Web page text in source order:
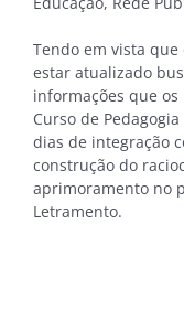
Tendo em vista
estar atualizado
informações que
Curso de
dias de integração
construção do
aprimoramento no
Letramento.